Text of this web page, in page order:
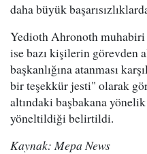
daha büyük
Yedioth Ahronoth muhabiri
ise bazı kişilerin görevden
başkanlığına atanması
bir teşekkür jesti" olarak
altındaki başbakana
yöneltildiği belirtildi.
Kaynak: Mepa News